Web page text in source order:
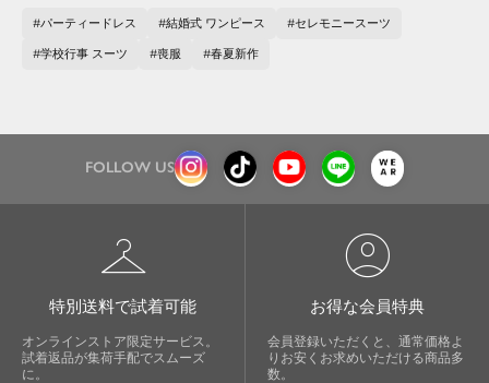
パーティードレス 結婚式 ワンピース セレモニースーツ
学校行事 スーツ 喪服 春夏新作
FOLLOW US
checkroom
特別送料で試着可能
オンラインストア限定サービス。
試着返品が集荷手配でスムーズ
に。
account_circle
お得な会員特典
会員登録いただくと、通常価格よ
りお安くお求めいただける商品多
数。